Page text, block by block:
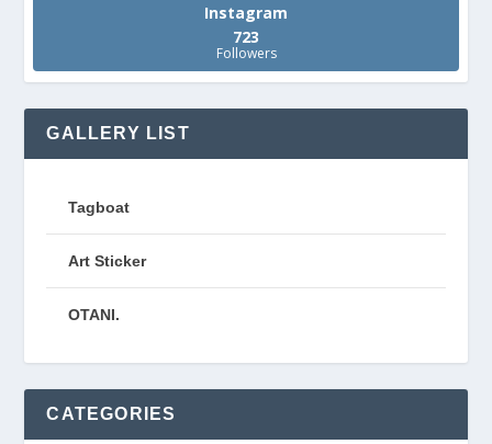
Instagram
723
Followers
GALLERY LIST
Tagboat
Art Sticker
OTANI.
CATEGORIES